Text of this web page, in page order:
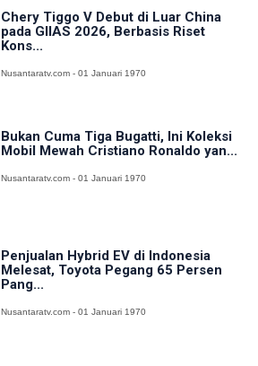
Chery Tiggo V Debut di Luar China
pada GIIAS 2026, Berbasis Riset
Kons...
Nusantaratv.com - 01 Januari 1970
Bukan Cuma Tiga Bugatti, Ini Koleksi
Mobil Mewah Cristiano Ronaldo yan...
Nusantaratv.com - 01 Januari 1970
Penjualan Hybrid EV di Indonesia
Melesat, Toyota Pegang 65 Persen
Pang...
Nusantaratv.com - 01 Januari 1970